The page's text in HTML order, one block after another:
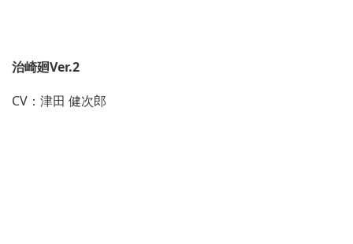
治崎廻Ver.2
CV：津田 健次郎